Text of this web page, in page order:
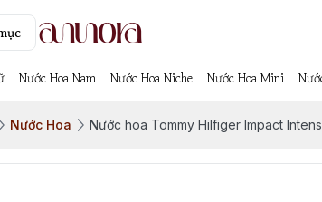
Nước Hoa Nam Nước Hoa Niche Nước Hoa Mini
Nước Hoa Nước hoa Tommy Hilfiger Impact